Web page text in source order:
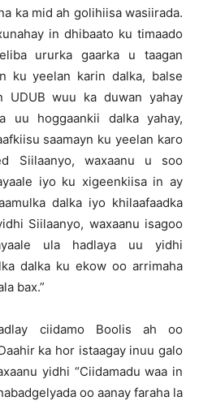
ka mid ah golihiisa wasiirada.
in dhibaato ku timaado
ururka gaarka u taagan
ku yeelan karin dalka, balse
UDUB wuu ka duwan yahay
uu hoggaankii dalka yahay,
saamayn ku yeelan karo
Siilaanyo, waxaanu u soo
iyo ku xigeenkiisa in ay
dalka iyo khilaafaadka
Siilaanyo, waxaanu isagoo
ula hadlaya uu yidhi
dalka ku ekow oo arrimaha
bax.”
ciidamo Boolis ah oo
ka hor istaagay inuu galo
yidhi “Ciidamadu waa in
oo aanay faraha la